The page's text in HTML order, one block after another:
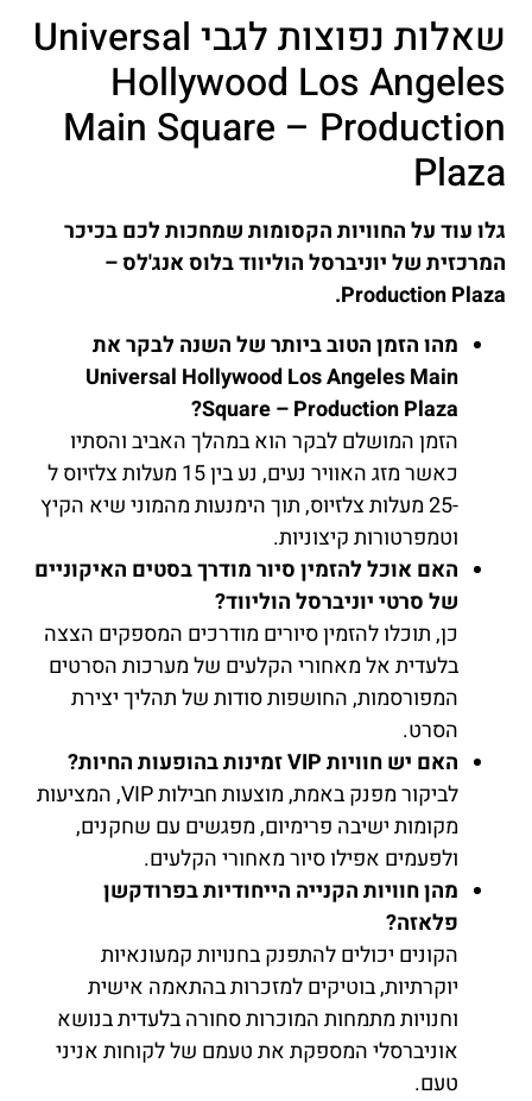
שאלות נפוצות לגבי Universal
Hollywood Los Angeles
Main Square – Production
Plaza
גלו עוד על החוויות הקסומות שמחכות לכם בכיכר
המרכזית של יוניברסל הוליווד בלוס אנג'לס –
Production Plaza.
מהו הזמן הטוב ביותר של השנה לבקר את
Universal Hollywood Los Angeles Main
Square – Production Plaza?
הזמן המושלם לבקר הוא במהלך האביב והסתיו
כאשר מזג האוויר נעים, נע בין 15 מעלות צלזיוס ל
-25 מעלות צלזיוס, תוך הימנעות מהמוני שיא הקיץ
וטמפרטורות קיצוניות.
האם אוכל להזמין סיור מודרך בסטים האיקוניים
של סרטי יוניברסל הוליווד?
כן, תוכלו להזמין סיורים מודרכים המספקים הצצה
בלעדית אל מאחורי הקלעים של מערכות הסרטים
המפורסמות, החושפות סודות של תהליך יצירת
הסרט.
האם יש חוויות VIP זמינות בהופעות החיות?
לביקור מפנק באמת, מוצעות חבילות VIP, המציעות
מקומות ישיבה פרימיום, מפגשים עם שחקנים,
ולפעמים אפילו סיור מאחורי הקלעים.
מהן חוויות הקנייה הייחודיות בפרודקשן
פלאזה?
הקונים יכולים להתפנק בחנויות קמעונאיות
יוקרתיות, בוטיקים למזכרות בהתאמה אישית
וחנויות מתמחות המוכרות סחורה בלעדית בנושא
אוניברסלי המספקת את טעמם של לקוחות אניני
טעם.